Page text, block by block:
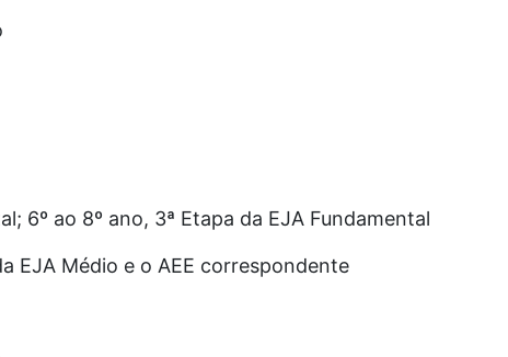
6º ao 8º ano, 3ª Etapa da EJA Fundamental
EJA Médio e o AEE correspondente